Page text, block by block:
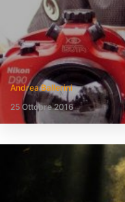
Andrea Ballerini
25 Ottobre 2016